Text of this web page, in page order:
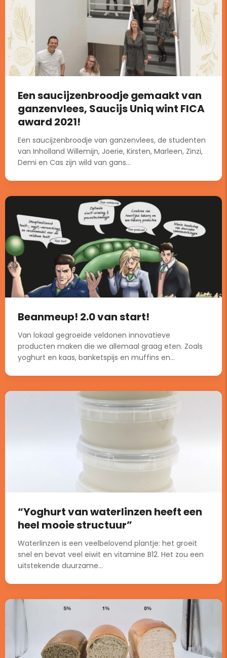
Een saucijzenbroodje gemaakt van
ganzenvlees, Saucijs Uniq wint FICA
award 2021!
Een saucijzenbroodje van ganzenvlees, de studenten
van Inholland Willemijn, Joerie, Kirsten, Marleen, Zinzi,
Demi en Cas zijn wild van gans...
Beanmeup! 2.0 van start!
Van lokaal gegroeide veldonen innovatieve
producten maken die we allemaal graag eten. Zoals
yoghurt en kaas, banketspijs en muffins en...
“Yoghurt van waterlinzen heeft een
heel mooie structuur”
Waterlinzen is een veelbelovend plantje: het groeit
snel en bevat veel eiwit en vitamine B12. Het zou een
uitstekende duurzame...